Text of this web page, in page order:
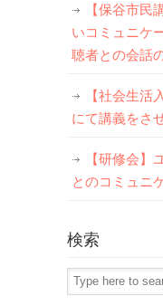
【保谷市民
いコミュニケ
聴者との会話
【社会生
にて講義をさ
【研修会
とのコミュニ
検索